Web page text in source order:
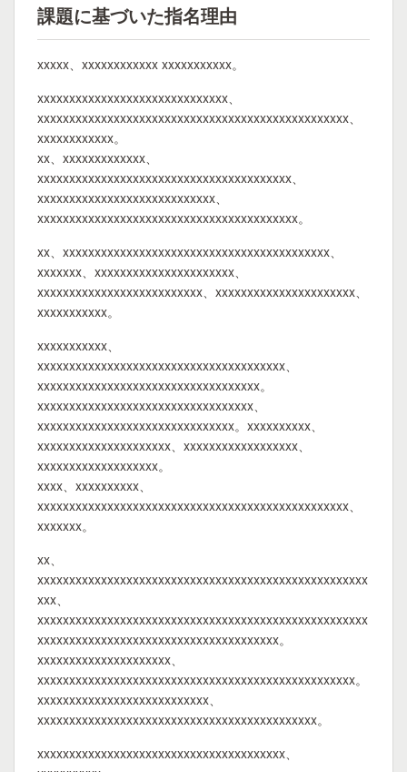
課題に基づいた指名理由
xxxxx、xxxxxxxxxxxx xxxxxxxxxxx。
xxxxxxxxxxxxxxxxxxxxxxxxxxxxxx、
xxxxxxxxxxxxxxxxxxxxxxxxxxxxxxxxxxxxxxxxxxxxxxxxx、
xxxxxxxxxxxx。
xx、xxxxxxxxxxxxx、
xxxxxxxxxxxxxxxxxxxxxxxxxxxxxxxxxxxxxxxx、
xxxxxxxxxxxxxxxxxxxxxxxxxxxx、
xxxxxxxxxxxxxxxxxxxxxxxxxxxxxxxxxxxxxxxxx。
xx、xxxxxxxxxxxxxxxxxxxxxxxxxxxxxxxxxxxxxxxxxx、
xxxxxxx、xxxxxxxxxxxxxxxxxxxxxx、
xxxxxxxxxxxxxxxxxxxxxxxxxx、xxxxxxxxxxxxxxxxxxxxxx、
xxxxxxxxxxx。
xxxxxxxxxxx、
xxxxxxxxxxxxxxxxxxxxxxxxxxxxxxxxxxxxxxx、
xxxxxxxxxxxxxxxxxxxxxxxxxxxxxxxxxxx。
xxxxxxxxxxxxxxxxxxxxxxxxxxxxxxxxxx、
xxxxxxxxxxxxxxxxxxxxxxxxxxxxxxx。xxxxxxxxxx、
xxxxxxxxxxxxxxxxxxxxx、xxxxxxxxxxxxxxxxxx、
xxxxxxxxxxxxxxxxxxx。
xxxx、xxxxxxxxxx、
xxxxxxxxxxxxxxxxxxxxxxxxxxxxxxxxxxxxxxxxxxxxxxxxx、
xxxxxxx。
xx、
xxxxxxxxxxxxxxxxxxxxxxxxxxxxxxxxxxxxxxxxxxxxxxxxxxxx
xxx、
xxxxxxxxxxxxxxxxxxxxxxxxxxxxxxxxxxxxxxxxxxxxxxxxxxxx
xxxxxxxxxxxxxxxxxxxxxxxxxxxxxxxxxxxxxx。
xxxxxxxxxxxxxxxxxxxxx、
xxxxxxxxxxxxxxxxxxxxxxxxxxxxxxxxxxxxxxxxxxxxxxxxxx。
xxxxxxxxxxxxxxxxxxxxxxxxxxx、
xxxxxxxxxxxxxxxxxxxxxxxxxxxxxxxxxxxxxxxxxxxx。
xxxxxxxxxxxxxxxxxxxxxxxxxxxxxxxxxxxxxxx、